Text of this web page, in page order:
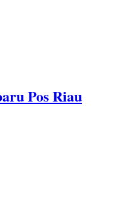
Pos Riau